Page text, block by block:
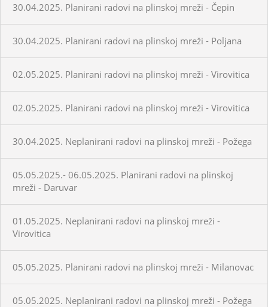
30.04.2025. Planirani radovi na plinskoj mreži - Čepin
30.04.2025. Planirani radovi na plinskoj mreži - Poljana
02.05.2025. Planirani radovi na plinskoj mreži - Virovitica
02.05.2025. Planirani radovi na plinskoj mreži - Virovitica
30.04.2025. Neplanirani radovi na plinskoj mreži - Požega
05.05.2025.- 06.05.2025. Planirani radovi na plinskoj
mreži - Daruvar
01.05.2025. Neplanirani radovi na plinskoj mreži -
Virovitica
05.05.2025. Planirani radovi na plinskoj mreži - Milanovac
05.05.2025. Neplanirani radovi na plinskoj mreži - Požega